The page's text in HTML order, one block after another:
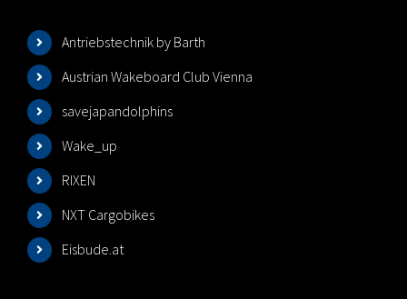
Antriebstechnik by Barth
Austrian Wakeboard Club Vienna
savejapandolphins
Wake_up
RIXEN
NXT Cargobikes
Eisbude.at